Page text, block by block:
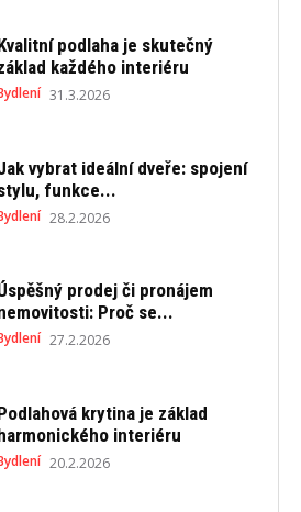
podlaha je skutečný
každého interiéru
31.3.2026
vybrat ideální dveře: spojení
funkce...
28.2.2026
prodej či pronájem
Proč se...
27.2.2026
krytina je základ
interiéru
20.2.2026